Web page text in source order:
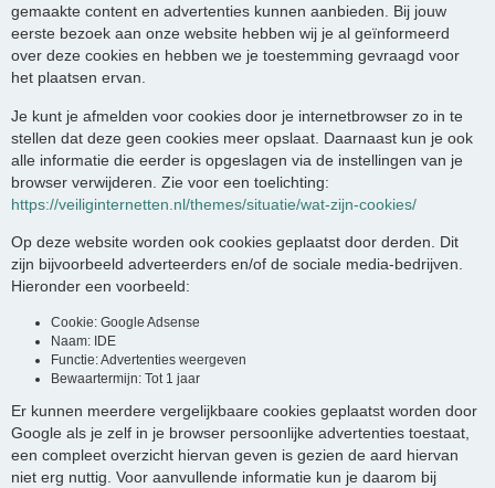
gemaakte content en advertenties kunnen aanbieden. Bij jouw
eerste bezoek aan onze website hebben wij je al geïnformeerd
over deze cookies en hebben we je toestemming gevraagd voor
het plaatsen ervan.
Je kunt je afmelden voor cookies door je internetbrowser zo in te
stellen dat deze geen cookies meer opslaat. Daarnaast kun je ook
alle informatie die eerder is opgeslagen via de instellingen van je
browser verwijderen. Zie voor een toelichting:
https://veiliginternetten.nl/themes/situatie/wat-zijn-cookies/
Op deze website worden ook cookies geplaatst door derden. Dit
zijn bijvoorbeeld adverteerders en/of de sociale media-bedrijven.
Hieronder een voorbeeld:
Cookie: Google Adsense
Naam: IDE
Functie: Advertenties weergeven
Bewaartermijn: Tot 1 jaar
Er kunnen meerdere vergelijkbaare cookies geplaatst worden door
Google als je zelf in je browser persoonlijke advertenties toestaat,
een compleet overzicht hiervan geven is gezien de aard hiervan
niet erg nuttig. Voor aanvullende informatie kun je daarom bij